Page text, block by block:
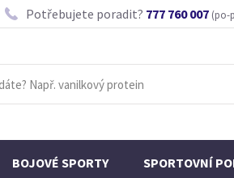
Potřebujete poradit? 777 760 007 (po-
BOJOVÉ SPORTY SPORTOVNÍ